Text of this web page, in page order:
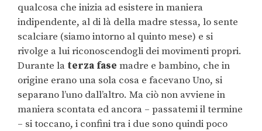
qualcosa che inizia ad esistere in maniera
indipendente, al di là della madre stessa, lo sente
scalciare (siamo intorno al quinto mese) e si
rivolge a lui riconoscendogli dei movimenti propri.
Durante la terza fase madre e bambino, che in
origine erano una sola cosa e facevano Uno, si
separano l’uno dall’altro. Ma ciò non avviene in
maniera scontata ed ancora – passatemi il termine
– si toccano, i confini tra i due sono quindi poco